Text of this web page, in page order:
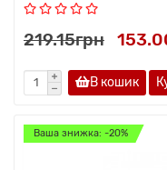
219.15грн
В кошик
Ваша знижка: -20%